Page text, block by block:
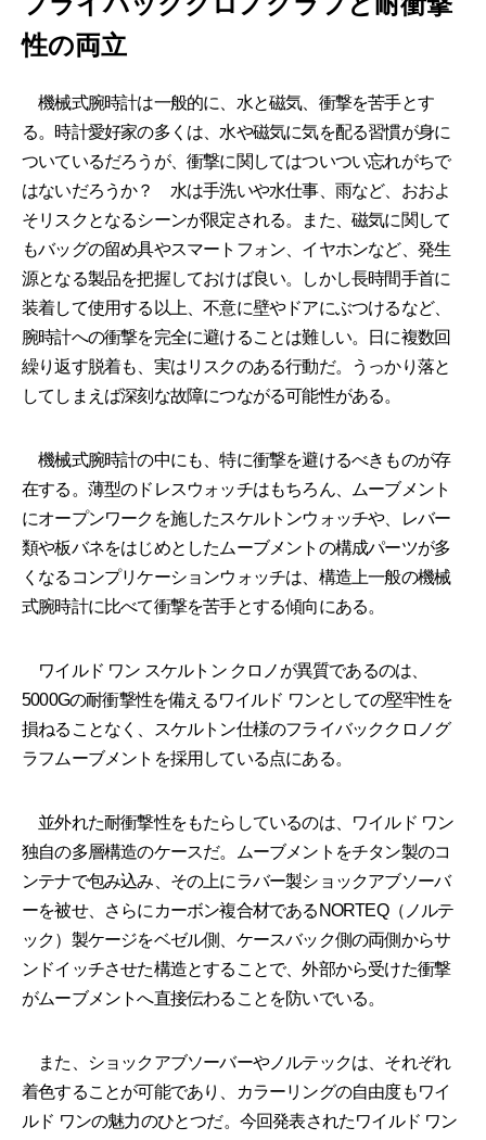
性の両立
機械式腕時計は一般的に、水と磁気、衝撃を苦手とす
る。時計愛好家の多くは、水や磁気に気を配る習慣が身に
ついているだろうが、衝撃に関してはついつい忘れがちで
はないだろうか？ 水は手洗いや水仕事、雨など、おおよ
そリスクとなるシーンが限定される。また、磁気に関して
もバッグの留め具やスマートフォン、イヤホンなど、発生
源となる製品を把握しておけば良い。しかし長時間手首に
装着して使用する以上、不意に壁やドアにぶつけるなど、
腕時計への衝撃を完全に避けることは難しい。日に複数回
繰り返す脱着も、実はリスクのある行動だ。うっかり落と
してしまえば深刻な故障につながる可能性がある。
機械式腕時計の中にも、特に衝撃を避けるべきものが存
在する。薄型のドレスウォッチはもちろん、ムーブメント
にオープンワークを施したスケルトンウォッチや、レバー
類や板バネをはじめとしたムーブメントの構成パーツが多
くなるコンプリケーションウォッチは、構造上一般の機械
式腕時計に比べて衝撃を苦手とする傾向にある。
ワイルド ワン スケルトン クロノが異質であるのは、
5000Gの耐衝撃性を備えるワイルド ワンとしての堅牢性を
損ねることなく、スケルトン仕様のフライバッククロノグ
ラフムーブメントを採用している点にある。
並外れた耐衝撃性をもたらしているのは、ワイルド ワン
独自の多層構造のケースだ。ムーブメントをチタン製のコ
ンテナで包み込み、その上にラバー製ショックアブソーバ
ーを被せ、さらにカーボン複合材であるNORTEQ（ノルテ
ック）製ケージをベゼル側、ケースバック側の両側からサ
ンドイッチさせた構造とすることで、外部から受けた衝撃
がムーブメントへ直接伝わることを防いでいる。
また、ショックアブソーバーやノルテックは、それぞれ
着色することが可能であり、カラーリングの自由度もワイ
ルド ワンの魅力のひとつだ。今回発表されたワイルド ワン